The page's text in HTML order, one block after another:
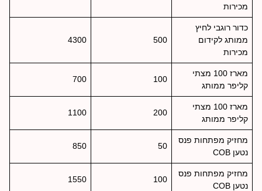
מכירות
כדור רוגבי לחיץ
ממותג לקידום
מכירות
500
4300
מארז 100 מצתי
קליפר ממותג
100
700
מארז 100 מצתי
קליפר ממותג
200
1100
מחזיק מפתחות פנס
נטען COB
50
850
מחזיק מפתחות פנס
נטען COB
100
1550